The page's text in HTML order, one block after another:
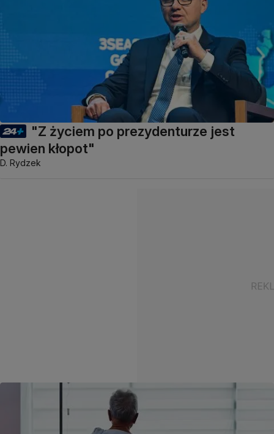
"Z życiem po prezydenturze jest
pewien kłopot"
D. Rydzek